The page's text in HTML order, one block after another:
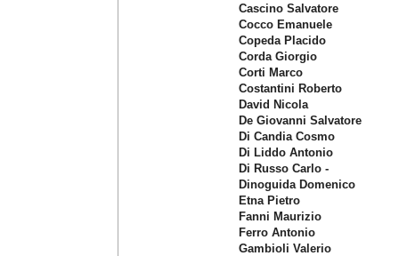
Cascino Salvatore
Cocco Emanuele
Copeda Placido
Corda Giorgio
Corti Marco
Costantini Roberto
David Nicola
De Giovanni Salvatore
Di Candia Cosmo
Di Liddo Antonio
Di Russo Carlo -
Dinoguida Domenico
Etna Pietro
Fanni Maurizio
Ferro Antonio
Gambioli Valerio